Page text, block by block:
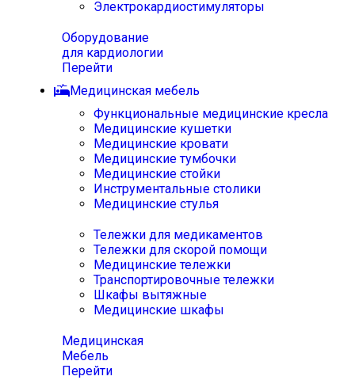
Электрокардиостимуляторы
Оборудование
для кардиологии
Перейти
Медицинская мебель
Функциональные медицинские кресла
Медицинские кушетки
Медицинские кровати
Медицинские тумбочки
Медицинские стойки
Инструментальные столики
Медицинские стулья
Тележки для медикаментов
Тележки для скорой помощи
Медицинские тележки
Транспортировочные тележки
Шкафы вытяжные
Медицинские шкафы
Медицинская
Мебель
Перейти